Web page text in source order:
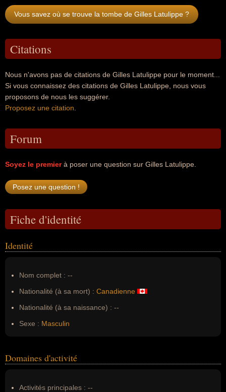
Vous savez où se trouve la tombe de Gilles Latulippe ?
Citations
Nous n'avons pas de citations de Gilles Latulippe pour le moment...
Si vous connaissez des citations de Gilles Latulippe, nous vous
proposons de nous les suggérer.
Proposez une citation
Forum
Soyez le premierà poser une question sur Gilles Latulippe.
Fiche d'identité
Identité
Nom complet : --
Nationalité (à sa mort) : Canadienne
Nationalité (à sa naissance) : --
Sexe : Masculin
Domaines d'activité
Activités principales : --